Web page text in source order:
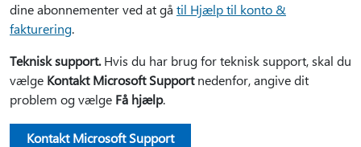
dine abonnementer ved at gå til Hjælp til konto &
fakturering.
Teknisk support.Hvis du har brug for teknisk support, skal du
vælge Kontakt Microsoft Supportnedenfor, angive dit
problem og vælge Få hjælp.
Kontakt Microsoft Support